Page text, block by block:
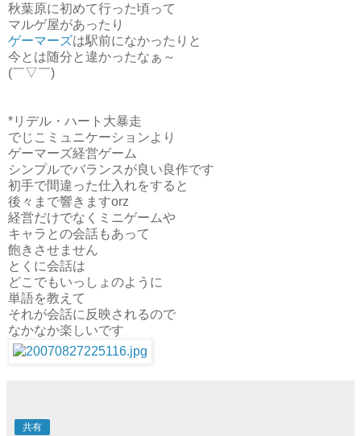
秋葉原に初めて行った頃って
マルゲ屋があったり
ゲーマーズは駅前になかったりと
今とは随分と違かったなぁ～
(￣▽￣)
*リデル・ハート大暴走
でじこミュニケーションより
ゲーマーズ経営ゲーム
シンプルでバランスが良い良作です
初手で間違った仕入れをすると
後々まで響きますorz
経営だけでなくミニゲームや
キャラとの会話もあって
飽きさせません
とくに会話は
どこでもいっしょのように
単語を教えて
それが会話に反映されるので
なかなか楽しいです
共有